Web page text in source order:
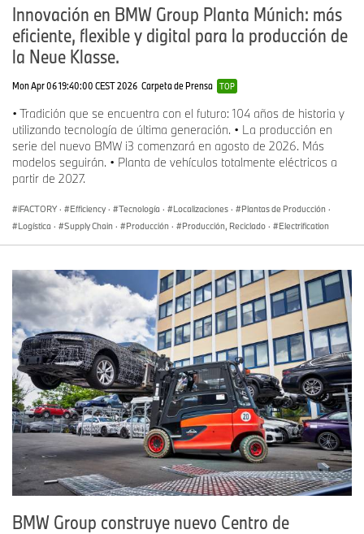
Innovación en BMW Group Planta Múnich: más
eficiente, flexible y digital para la producción de
la Neue Klasse.
Mon Apr 06 19:40:00 CEST 2026 Carpeta de Prensa TOP
• Tradición que se encuentra con el futuro: 104 años de historia y
utilizando tecnología de última generación. • La producción en
serie del nuevo BMW i3 comenzará en agosto de 2026. Más
modelos seguirán. • Planta de vehículos totalmente eléctricos a
partir de 2027.
iFACTORY · Efficiency · Tecnología · Localizaciones · Plantas de Producción ·
Logística · Supply Chain · Producción · Producción, Reciclado · Electrification
BMW Group construye nuevo Centro de